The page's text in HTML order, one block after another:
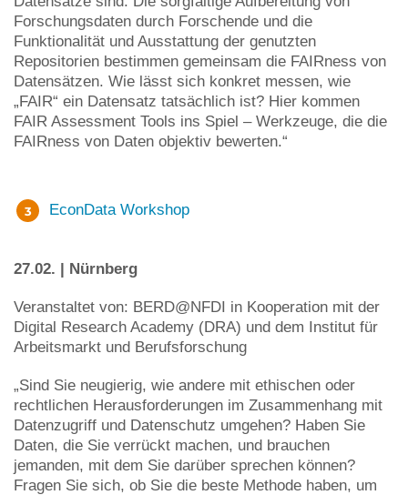
Forschungsdaten durch Forschende und die
Funktionalität und Ausstattung der genutzten
Repositorien bestimmen gemeinsam die FAIRness von
Datensätzen. Wie lässt sich konkret messen, wie
„FAIR“ ein Datensatz tatsächlich ist? Hier kommen
FAIR Assessment Tools ins Spiel – Werkzeuge, die die
FAIRness von Daten objektiv bewerten.“
EconData Workshop
27.02. | Nürnberg
Veranstaltet von: BERD@NFDI in Kooperation mit der
Digital Research Academy (DRA) und dem Institut für
Arbeitsmarkt und Berufsforschung
„Sind Sie neugierig, wie andere mit ethischen oder
rechtlichen Herausforderungen im Zusammenhang mit
Datenzugriff und Datenschutz umgehen? Haben Sie
Daten, die Sie verrückt machen, und brauchen
jemanden, mit dem Sie darüber sprechen können?
Fragen Sie sich, ob Sie die beste Methode haben, um